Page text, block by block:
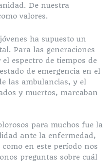
De nuestra
valores.
ha supuesto un
Para las generaciones
espectro de tiempos de
de emergencia en el
las ambulancias, y el
y muertos, marcaban
para muchos fue la
ante la enfermedad,
en este período nos
preguntas sobre cuál